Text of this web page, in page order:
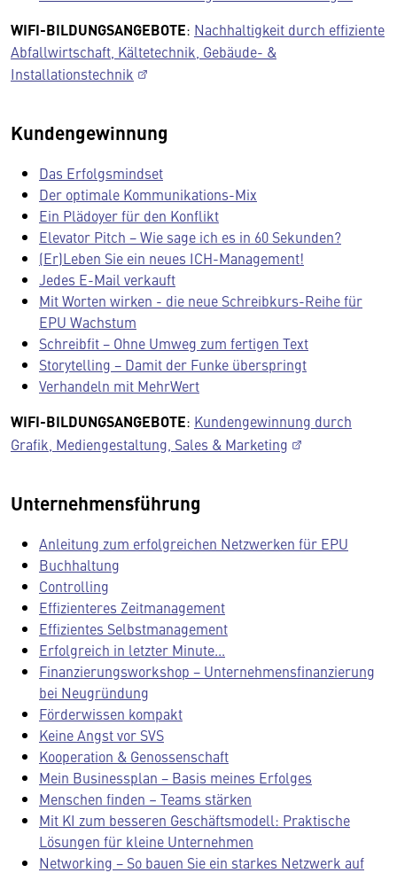
WIFI-BILDUNGSANGEBOTE: Nachhaltigkeit durch effiziente
Abfallwirtschaft, Kältetechnik, Gebäude- &
Installationstechnik
Kundengewinnung
Das Erfolgsmindset
Der optimale Kommunikations-Mix
Ein Plädoyer für den Konflikt
Elevator Pitch − Wie sage ich es in 60 Sekunden?
(Er)Leben Sie ein neues ICH-Management!
Jedes E-Mail verkauft
Mit Worten wirken - die neue Schreibkurs-Reihe für
EPU Wachstum
Schreibfit − Ohne Umweg zum fertigen Text
Storytelling − Damit der Funke überspringt
Verhandeln mit MehrWert
WIFI-BILDUNGSANGEBOTE: Kundengewinnung durch
Grafik, Mediengestaltung, Sales & Marketing
Unternehmensführung
Anleitung zum erfolgreichen Netzwerken für EPU
Buchhaltung
Controlling
Effizienteres Zeitmanagement
Effizientes Selbstmanagement
Erfolgreich in letzter Minute...
Finanzierungsworkshop − Unternehmensfinanzierung
bei Neugründung
Förderwissen kompakt
Keine Angst vor SVS
Kooperation & Genossenschaft
Mein Businessplan − Basis meines Erfolges
Menschen finden – Teams stärken
Mit KI zum besseren Geschäftsmodell: Praktische
Lösungen für kleine Unternehmen
Networking − So bauen Sie ein starkes Netzwerk auf